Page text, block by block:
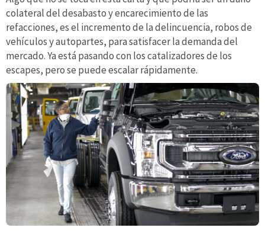
colateral del desabasto y encarecimiento de las
refacciones, es el incremento de la delincuencia, robos de
vehículos y autopartes, para satisfacer la demanda del
mercado. Ya está pasando con los catalizadores de los
escapes, pero se puede escalar rápidamente.